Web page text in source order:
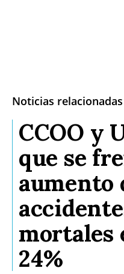
Noticias relacionadas
CCOO y
que se
aumento
mortales
24%